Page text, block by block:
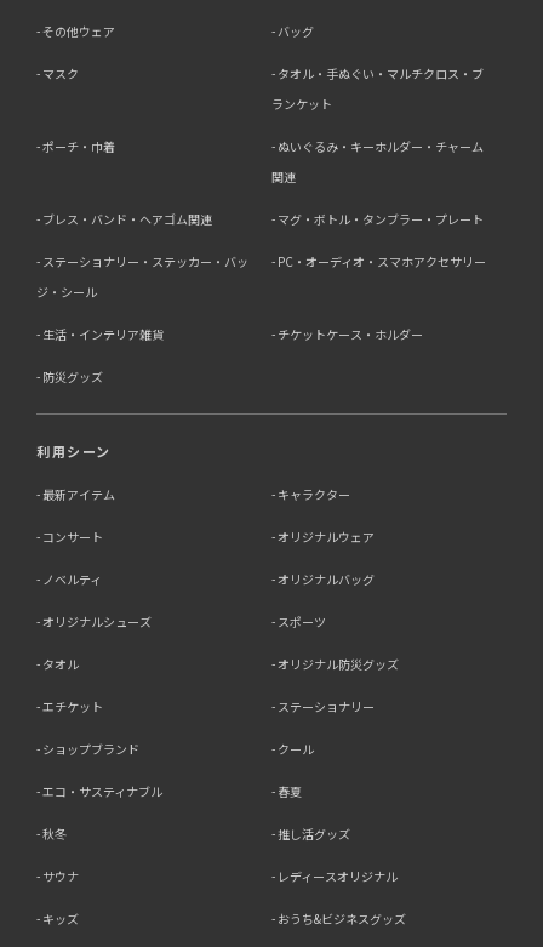
その他ウェア バッグ
マスク
タオル・手ぬぐい・マルチクロス・ブ
ランケット
ポーチ・巾着
ぬいぐるみ・キーホルダー・チャーム
関連
ブレス・バンド・ヘアゴム関連 マグ・ボトル・タンブラー・プレート
ステーショナリー・ステッカー・バッ
ジ・シール
PC・オーディオ・スマホアクセサリー
生活・インテリア雑貨 チケットケース・ホルダー
防災グッズ
利用シーン
最新アイテム キャラクター
コンサート オリジナルウェア
ノベルティ オリジナルバッグ
オリジナルシューズ スポーツ
タオル オリジナル防災グッズ
エチケット ステーショナリー
ショップブランド クール
エコ・サスティナブル 春夏
秋冬 推し活グッズ
サウナ レディースオリジナル
キッズ おうち&ビジネスグッズ